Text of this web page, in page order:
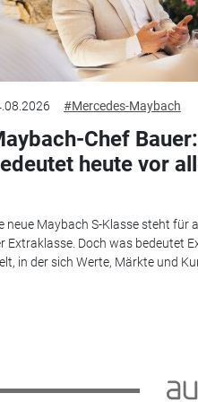
#Mercedes-Maybach
Chef
heute vor
neue Maybach S-Klasse steht für
Extraklasse. Doch was bedeutet
in der sich Werte, Märkte und